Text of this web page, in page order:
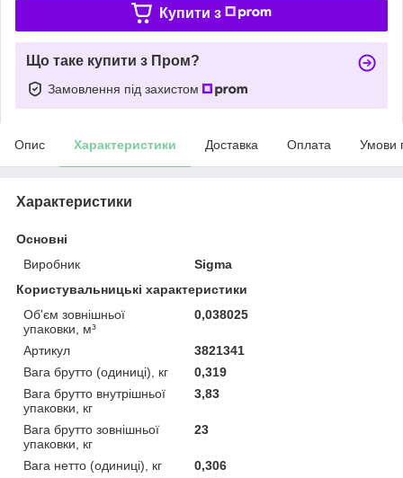
Купити з
Що таке купити з Пром?
Замовлення під захистом
Опис Характеристики Доставка Оплата Умови
Характеристики
Основні
Виробник
Sigma
Користувальницькі характеристики
Oб'єм зовнішньої
упаковки, м³
0,038025
Артикул
3821341
Вага брутто (одиниці), кг
0,319
Вага брутто внутрішньої
упаковки, кг
3,83
Вага брутто зовнішньої
упаковки, кг
23
Вага нетто (одиниці), кг
0,306